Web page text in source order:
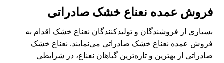
فروش عمده نعناع خشک صادراتی
بسیاری از فروشندگان و تولیدکنندگان نعناع خشک اقدام به
فروش عمده نعناع خشک صادراتی می‌نمایند. نعناع خشک
صادراتی از بهترین و تازه‌ترین گیاهان نعناع، در شرایطی